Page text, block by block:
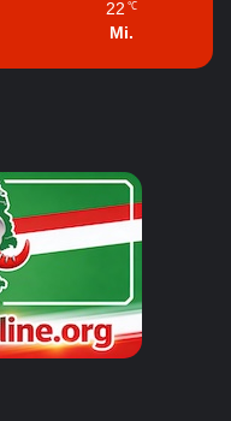
22 ℃
Mi.